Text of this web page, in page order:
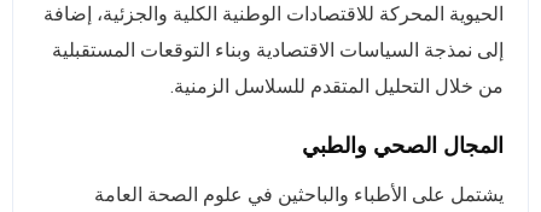
الحيوية المحركة للاقتصادات الوطنية الكلية والجزئية، إضافة
إلى نمذجة السياسات الاقتصادية وبناء التوقعات المستقبلية
من خلال التحليل المتقدم للسلاسل الزمنية.
المجال الصحي والطبي
يشتمل على الأطباء والباحثين في علوم الصحة العامة